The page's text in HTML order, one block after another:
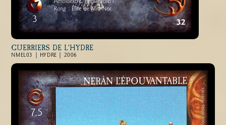
GUERRIERS DE L'HYDRE
NMEL03 | HYDRE | 2006